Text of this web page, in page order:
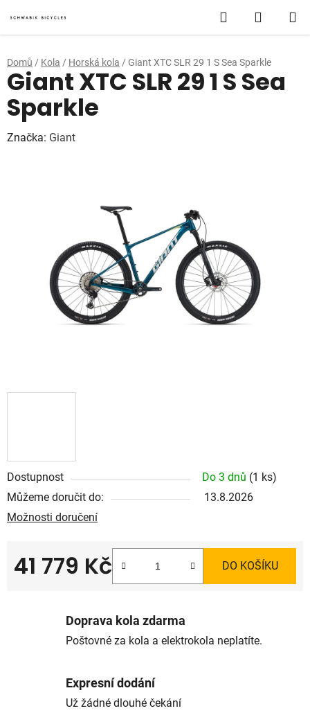
na
obsah
Hledat
KOŠÍK
Domů / Kola / Horská kola / Giant XTC SLR 29 1 S Sea Sparkle
Dostupnost Do 3 dnů (1 ks)
Můžeme doručit do:
13.8.2026
Možnosti doručení
41 779 Kč DO KOŠÍKU
Giant XTC SLR 29 1 S Sea
Sparkle
Značka: Giant
Doprava kola zdarma
Poštovné za kola a elektrokola neplatíte.
Expresní dodání
Už žádné dlouhé čekání